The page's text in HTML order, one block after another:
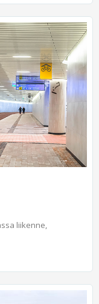
liikenne,